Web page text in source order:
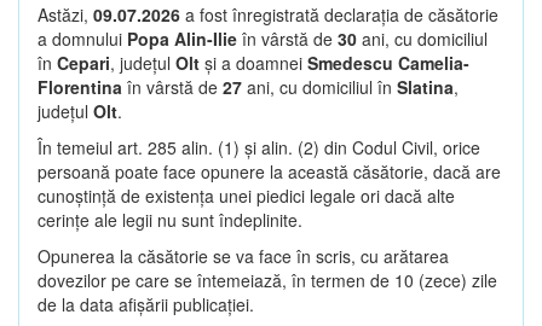
Astăzi, 09.07.2026 a fost înregistrată declarația de căsătorie
a domnului Popa Alin-Ilie în vârstă de 30 ani, cu domiciliul
în Cepari, județul Olt și a doamnei Smedescu Camelia-
Florentina în vârstă de 27 ani, cu domiciliul în Slatina,
județul Olt.
În temeiul art. 285 alin. (1) și alin. (2) din Codul Civil, orice
persoană poate face opunere la această căsătorie, dacă are
cunoștință de existența unei piedici legale ori dacă alte
cerințe ale legii nu sunt îndeplinite.
Opunerea la căsătorie se va face în scris, cu arătarea
dovezilor pe care se întemeiază, în termen de 10 (zece) zile
de la data afișării publicației.